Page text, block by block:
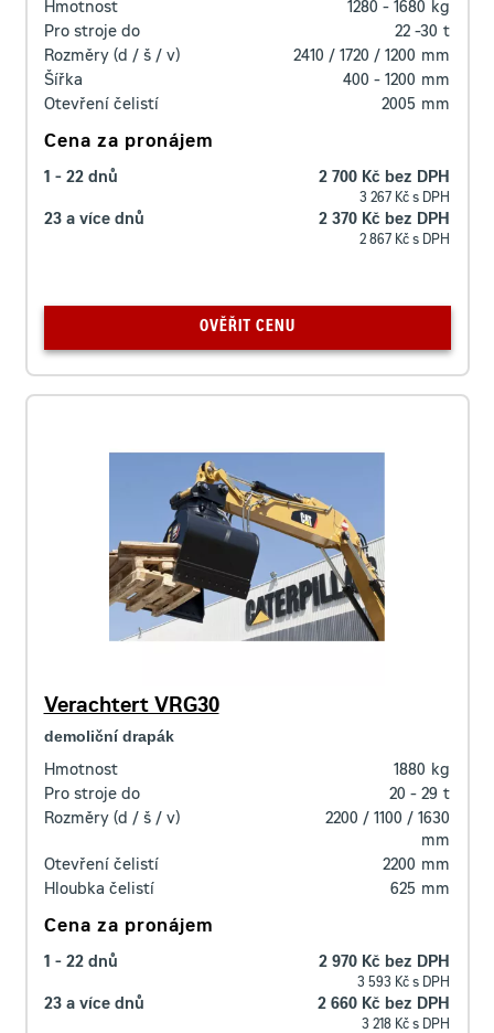
Hmotnost 1280 - 1680 kg
Pro stroje do
22 -30 t
Rozměry (d / š / v)
2410 / 1720 / 1200 mm
Šířka
400 - 1200 mm
Otevření čelistí
2005 mm
Cena za pronájem
1 - 22 dnů 2 700 Kč bez DPH
3 267 Kč s DPH
23 a více dnů 2 370 Kč bez DPH
2 867 Kč s DPH
OVĚŘIT CENU
Verachtert VRG30
demoliční drapák
Hmotnost 1880 kg
Pro stroje do
20 - 29 t
Rozměry (d / š / v)
2200 / 1100 / 1630
mm
Otevření čelistí
2200 mm
Hloubka čelistí
625 mm
Cena za pronájem
1 - 22 dnů 2 970 Kč bez DPH
3 593 Kč s DPH
23 a více dnů 2 660 Kč bez DPH
3 218 Kč s DPH